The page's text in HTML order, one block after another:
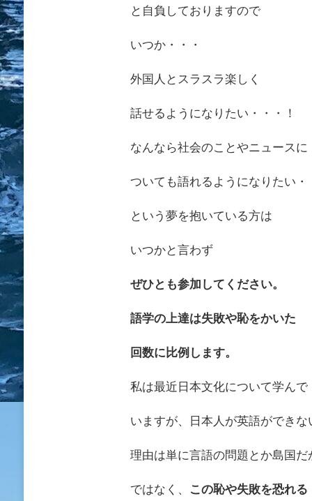
と自負しておりますので
いつか・・・
外国人とスラスラ楽しく
話せるようになりたい・・・！
なんなら社会のことやニュースに
ついても語れるようになりたい・
という夢を抱いている方は
いつかと言わず
ぜひとも参加してください。
語学の上達は失敗や恥をかいた
回数に比例します。
私は最近日本文化について学んで
いますが、日本人が英語ができな
理由は単に言語の問題とか島国だ
ではなく、 この恥や失敗を恐れる